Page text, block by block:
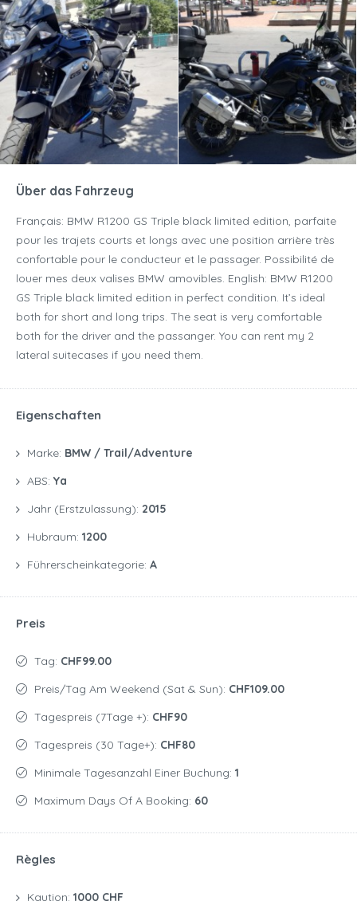
Über das Fahrzeug
Français: BMW R1200 GS Triple black limited edition, parfaite
pour les trajets courts et longs avec une position arrière très
confortable pour le conducteur et le passager. Possibilité de
louer mes deux valises BMW amovibles. English: BMW R1200
GS Triple black limited edition in perfect condition. It’s ideal
both for short and long trips. The seat is very comfortable
both for the driver and the passanger. You can rent my 2
lateral suitecases if you need them.
Eigenschaften
Marke: BMW / Trail/Adventure
ABS: Ya
Jahr (Erstzulassung): 2015
Hubraum: 1200
Führerscheinkategorie: A
Preis
Tag: CHF99.00
Preis/Tag Am Weekend (Sat & Sun): CHF109.00
Tagespreis (7Tage +): CHF90
Tagespreis (30 Tage+): CHF80
Minimale Tagesanzahl Einer Buchung: 1
Maximum Days Of A Booking: 60
Règles
Kaution: 1000 CHF